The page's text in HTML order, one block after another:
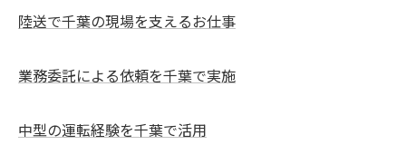
陸送で千葉の現場を支えるお仕事
業務委託による依頼を千葉で実施
中型の運転経験を千葉で活用